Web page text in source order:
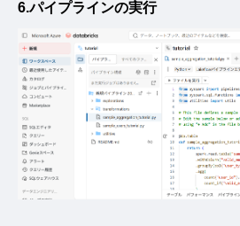
6.パイプラインの実行